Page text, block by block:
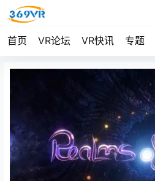
首页 VR论坛 VR快讯 专题